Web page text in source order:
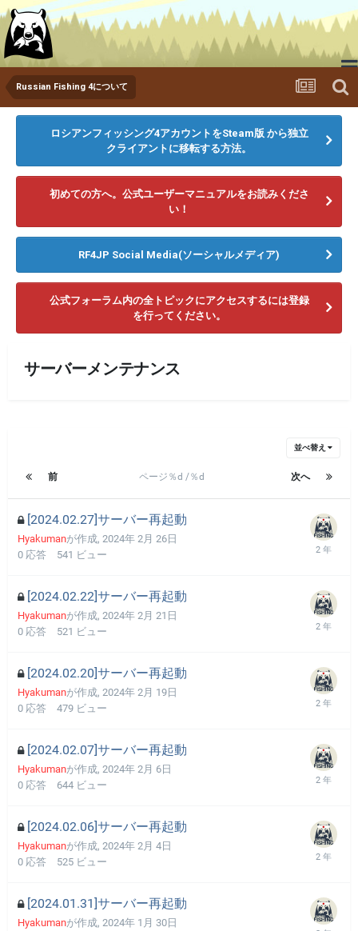
ゲームをダウンロードする ニュース メディア
ランキング フォーラム
Russian Fishing 4について
ロシアンフィッシング4アカウントをSteam版 から独立
クライアントに移転する方法。
初めての方へ。公式ユーザーマニュアルをお読みくださ
い！
RF4JP Social Media(ソーシャルメディア)
公式フォーラム内の全トピックにアクセスするには登録
を行ってください。
サーバーメンテナンス
並べ替え
前 次へ
ページ％d /％d
[2024.02.27]サーバー再起動
Hyakumanが作成, 2024年 2月 26日
0 応答 541 ビュー
[2024.02.22]サーバー再起動
Hyakumanが作成, 2024年 2月 21日
0 応答 521 ビュー
[2024.02.20]サーバー再起動
Hyakumanが作成, 2024年 2月 19日
0 応答 479 ビュー
[2024.02.07]サーバー再起動
Hyakumanが作成, 2024年 2月 6日
0 応答 644 ビュー
[2024.02.06]サーバー再起動
Hyakumanが作成, 2024年 2月 4日
0 応答 525 ビュー
[2024.01.31]サーバー再起動
Hyakumanが作成, 2024年 1月 30日